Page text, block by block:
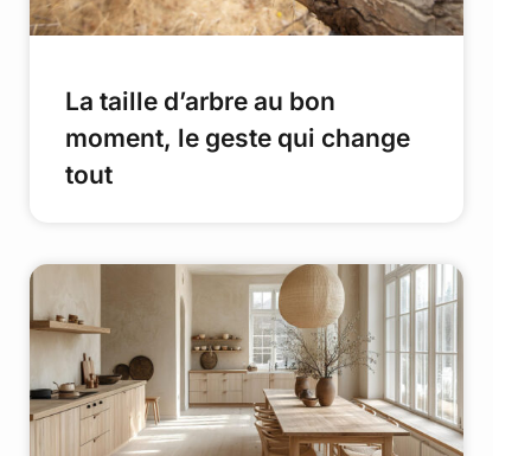
La taille d’arbre au bon
moment, le geste qui change
tout